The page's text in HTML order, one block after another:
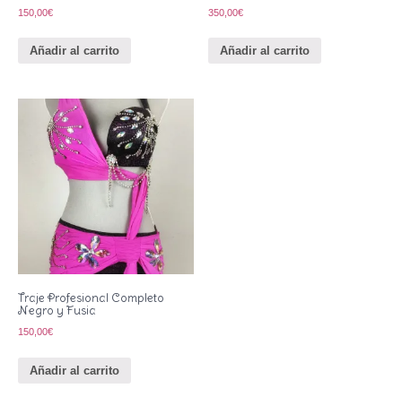
150,00€
Añadir al carrito
350,00€
Añadir al carrito
Traje Profesional Completo
Negro y Fusia
150,00€
Añadir al carrito